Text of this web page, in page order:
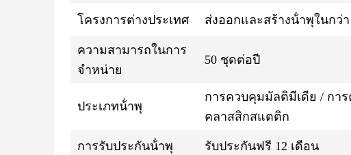
โครงการต่างประเทศ ส่งออกและสร้างน้ําพุในกว่า
ความสามารถในการ
จําหน่าย
50 ชุดต่อปี
ประเภทน้ําพุ
การควบคุมมัลติมีเดีย / กา
คลาสสิกสแตติก
การรับประกันน้ําพุ รับประกันฟรี 12 เดือน